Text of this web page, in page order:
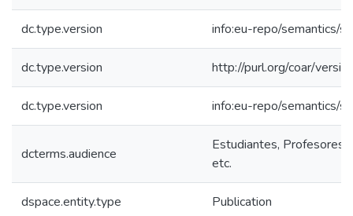
dc.type.version info:eu-repo/semantics/
dc.type.version http://purl.org/coar/
dc.type.version info:eu-repo/semantics/
dcterms.audience
Estudiantes, Profesores,
etc.
dspace.entity.type Publication